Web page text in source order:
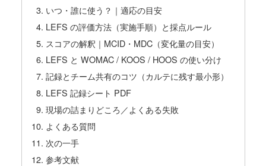
いつ・誰に使う？｜適応の目安
LEFS の評価方法（実施手順）と採点ルール
スコアの解釈｜MCID・MDC（変化量の目安）
LEFS と WOMAC / KOOS / HOOS の使い分け
記録とチーム共有のコツ（カルテに残す最小形）
LEFS 記録シート PDF
現場の詰まりどころ／よくある失敗
よくある質問
次の一手
参考文献